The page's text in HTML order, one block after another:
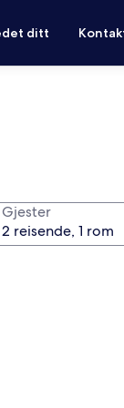
ditt
Gjester